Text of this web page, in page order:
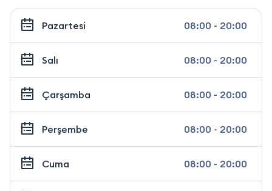
Pazartesi 08:00 - 20:00
Salı 08:00 - 20:00
Çarşamba 08:00 - 20:00
Perşembe 08:00 - 20:00
Cuma 08:00 - 20:00